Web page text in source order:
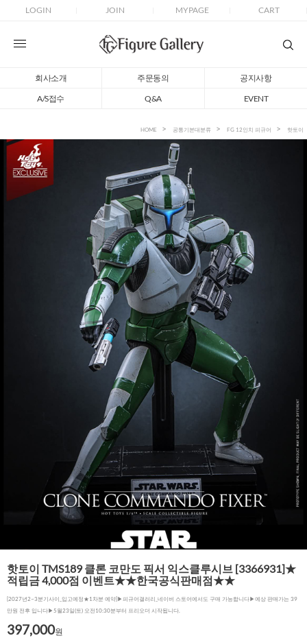
LOGIN JOIN MYPAGE CART
회사소개 주문동의
공지사항
A/S접수
Q&A EVENT
HOME 공통기본대분류 FG 12인치 피규어 핫토이
핫토이 TMS189 클론 코만도 픽서 익스클루시브 [3366931]★
적립금 4,000점 이벤트★★한국공식판매점★★
[2027년2~3분기사이_입고예정★1차분 예약]▶피규어갤러리_네이버 스토어에서도 구매 가능합니다▶예상 판매가는 39
만원 전후 입니다▶5월23일(토) 오전10:30분부터 프리오더 시작됩니다.
397,000원